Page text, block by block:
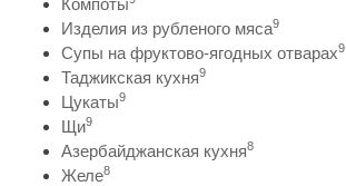
Компоты
Изделия из рубленого мяса9
Супы на фруктово-ягодных отварах9
Таджикская кухня9
Цукаты9
Щи9
Азербайджанская кухня8
Желе8